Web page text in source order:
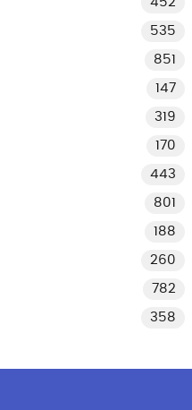
535
851
147
319
170
443
801
188
260
782
358